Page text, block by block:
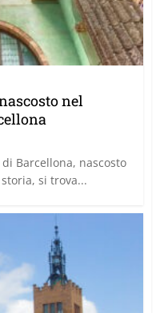
nel
Barcellona, nascosto
si trova...